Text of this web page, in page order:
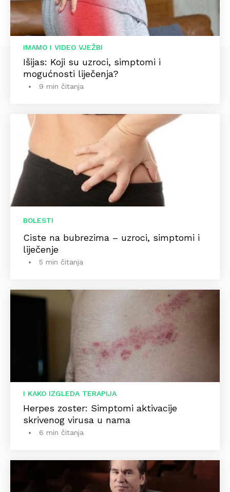
IMAMO I VIDEO VJEŽBI
Išijas: Koji su uzroci, simptomi i
mogućnosti liječenja?
9 min čitanja
BOLESTI
Ciste na bubrezima – uzroci, simptomi i
liječenje
5 min čitanja
I KAKO IZGLEDA TERAPIJA
Herpes zoster: Simptomi aktivacije
skrivenog virusa u nama
6 min čitanja